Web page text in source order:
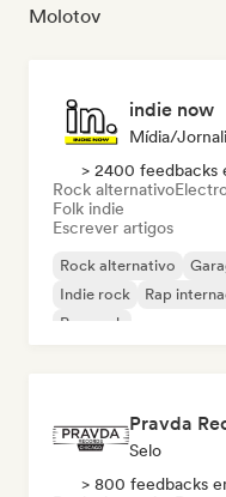
Molotov
indie now
Mídia/
> 2400 feedbacks
Rock alternativo
Folk indie
Escrever artigos
Rock alternativo
Indie rock
Rap
Pop rock
Pravda
Selo
> 800 feedbacks